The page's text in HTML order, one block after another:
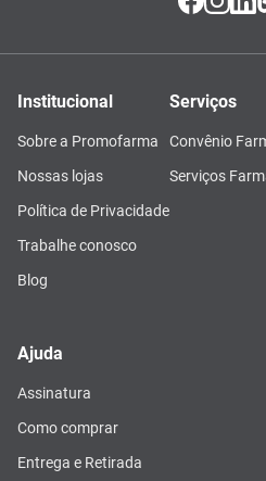
Institucional
Sobre a Promofarma
Nossas lojas
Política de Privacidade
Trabalhe conosco
Blog
Serviços
Convênio
Serviços
Ajuda
Assinatura
Como comprar
Entrega e Retirada